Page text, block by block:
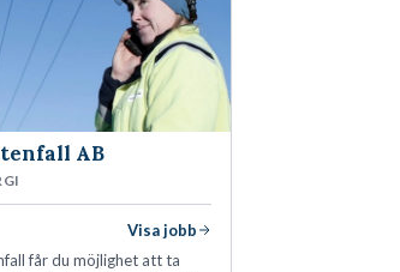
AB
Visa jobb
får du möjlighet att ta